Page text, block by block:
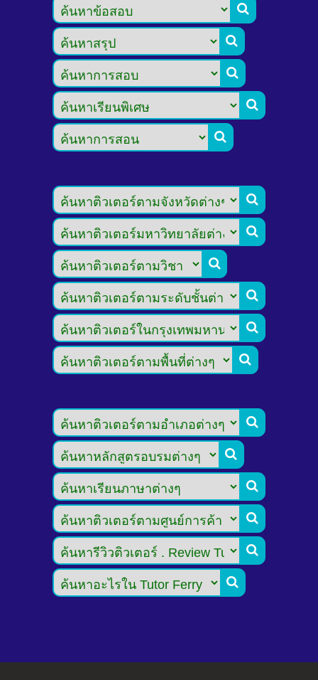
















